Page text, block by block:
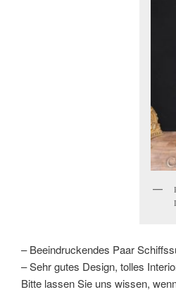
– Beeindruckendes Paar
– Sehr gutes Design, tolles
Bitte lassen Sie uns wissen,